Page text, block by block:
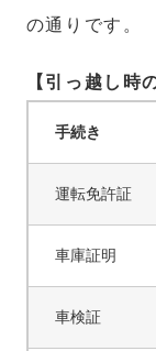
の通りです。
【引っ越し時
手続き
運転免許証
車庫証明
車検証